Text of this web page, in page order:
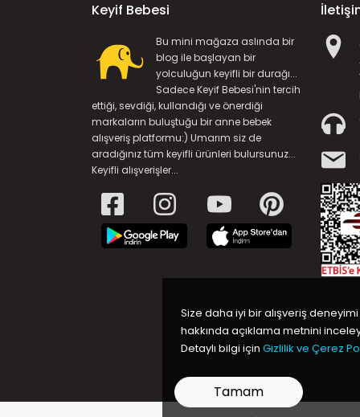
Keyif Bebesi
Bu mini mağaza aslında bir
blog ile başlayan bir
yolculuğun keyifli bir durağı...
Sadece Keyif Bebesi'nin tercih
ettiği, sevdiği, kullandığı ve önerdiği
markaların buluştuğu bir anne bebek
alışveriş platformu:) Umarım siz de
aradığınız tüm keyifli ürünleri bulursunuz...
Keyifli alışverişler...
Size daha iyi bir alışveriş
hakkında açıklama metnini
Detaylı bilgi için Gizlilik ve Çerez
Tamam